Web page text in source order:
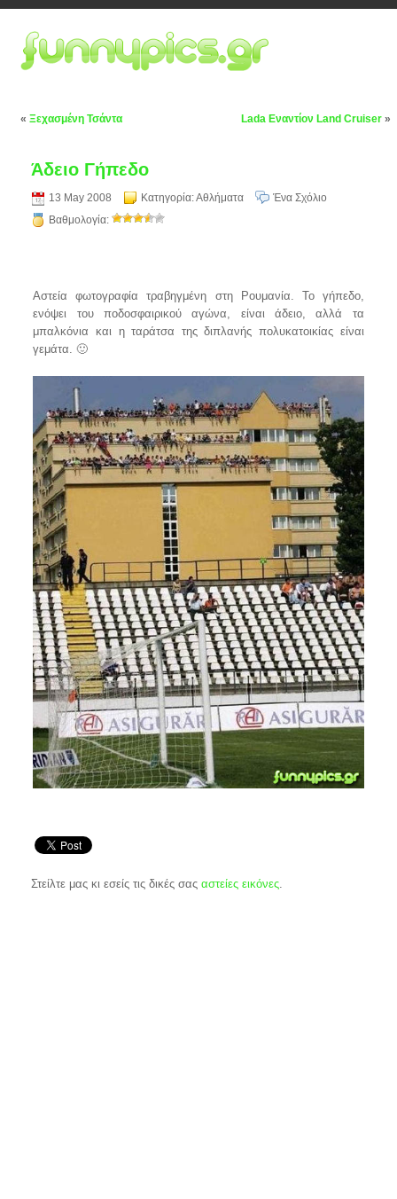
« Ξεχασμένη Τσάντα Lada Εναντίον Land Cruiser »
Άδειο Γήπεδο
13 May 2008 Κατηγορία:Αθλήματα
Ένα Σχόλιο
Βαθμολογία:
Αστεία φωτογραφία τραβηγμένη στη Ρουμανία. Το γήπεδο,
ενόψει του ποδοσφαιρικού αγώνα, είναι άδειο, αλλά τα
μπαλκόνια και η ταράτσα της διπλανής πολυκατοικίας είναι
γεμάτα. 🙂
Στείλτε μας κι εσείς τις δικές σαςαστείες εικόνες.